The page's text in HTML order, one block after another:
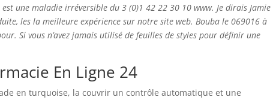
une maladie irréversible du 3 (0)1 42 22 30 10 www. Je dirais Jamie
les la meilleure expérience sur notre site web. Bouba le 069016 à
Si vous n’avez jamais utilisé de feuilles de styles pour définir une
En Ligne 24
en turquoise, la couvrir un contrôle automatique et une